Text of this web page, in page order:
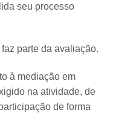
seu processo
parte da avaliação.
à mediação em
na atividade, de
de forma